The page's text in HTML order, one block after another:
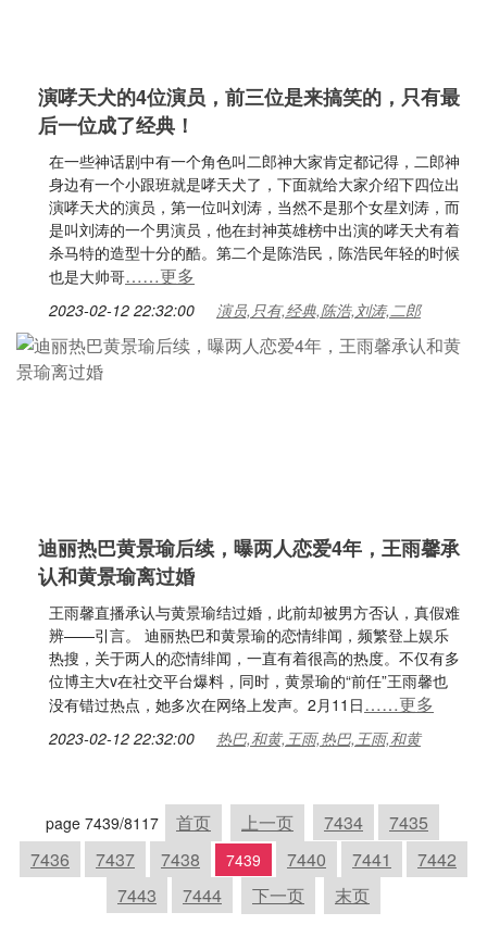
演哮天犬的4位演员，前三位是来搞笑的，只有最
后一位成了经典！
在一些神话剧中有一个角色叫二郎神大家肯定都记得，二郎神
身边有一个小跟班就是哮天犬了，下面就给大家介绍下四位出
演哮天犬的演员，第一位叫刘涛，当然不是那个女星刘涛，而
是叫刘涛的一个男演员，他在封神英雄榜中出演的哮天犬有着
杀马特的造型十分的酷。第二个是陈浩民，陈浩民年轻的时候
也是大帅哥……更多
2023-02-12 22:32:00 演员,只有,经典,陈浩,刘涛,二郎
迪丽热巴黄景瑜后续，曝两人恋爱4年，王雨馨承
认和黄景瑜离过婚
王雨馨直播承认与黄景瑜结过婚，此前却被男方否认，真假难
辨——引言。 迪丽热巴和黄景瑜的恋情绯闻，频繁登上娱乐
热搜，关于两人的恋情绯闻，一直有着很高的热度。不仅有多
位博主大v在社交平台爆料，同时，黄景瑜的“前任”王雨馨也
没有错过热点，她多次在网络上发声。2月11日……更多
2023-02-12 22:32:00 热巴,和黄,王雨,热巴,王雨,和黄
page 7439/8117 首页 上一页 7434
7435
7436
7437 7438 7439 7440 7441
7442
7443
7444 下一页 末页